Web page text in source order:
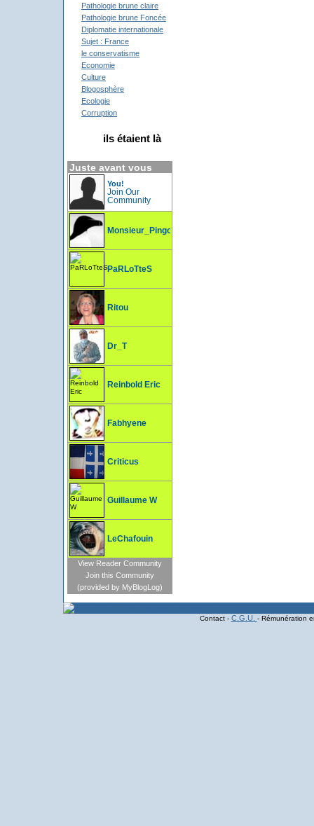
Pathologie brune claire
Pathologie brune Foncée
Diplomatie internationale
Sujet : France
le conservatisme
Economie
Culture
Blogosphère
Ecologie
Corruption
ils étaient là
Juste avant vous
You!
Join Our
Community
Monsieur_Pingouin
PaRLoTteS
Ritou
Dr_T
Reinbold Eric
Fabhyene
Criticus
Guillaume W
LeChafouin
View Reader Community
Join this Community
(provided by MyBlogLog)
Contact - C.G.U. - Rémunération